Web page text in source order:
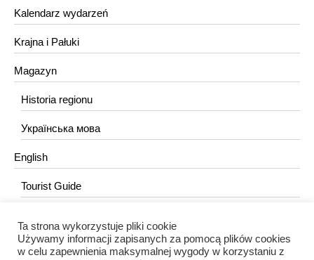
Kalendarz wydarzeń
Krajna i Pałuki
Magazyn
Historia regionu
Українська мова
English
Tourist Guide
KONTAKT
Ta strona wykorzystuje pliki cookie
Używamy informacji zapisanych za pomocą plików cookies
w celu zapewnienia maksymalnej wygody w korzystaniu z